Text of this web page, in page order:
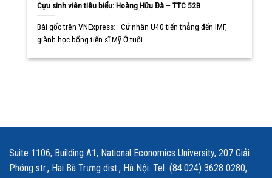
Cựu sinh viên tiêu biểu: Hoàng Hữu Đà – TTC 52B
Bài gốc trên VNExpress: : Cử nhân U40 tiến thẳng đến IMF,
giành học bổng tiến sĩ Mỹ Ở tuổi ... ...
Suite 1106, Building A1, National Economics University, 207 Giải
Phóng str., Hai Bà Trưng dist., Hà Nội. Tel (84.024) 3628 0280,